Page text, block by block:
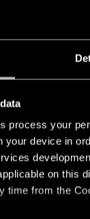
process your
your device in
on this
time from the
MINI-
möchten,
Designs der
sinnliche
hervorlugt , und